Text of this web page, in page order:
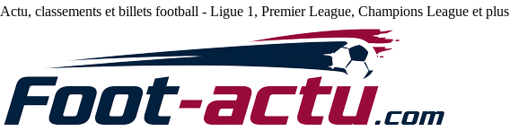
Actu, classements et billets football - Ligue 1, Premier League, Champions League et plus